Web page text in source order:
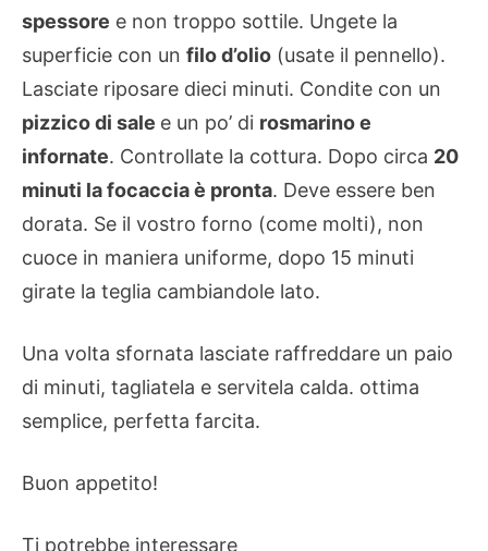
spessore e non troppo sottile. Ungete la
superficie con un filo d’olio (usate il pennello).
Lasciate riposare dieci minuti. Condite con un
pizzico di sale e un po’ di rosmarino e
infornate. Controllate la cottura. Dopo circa 20
minuti la focaccia è pronta. Deve essere ben
dorata. Se il vostro forno (come molti), non
cuoce in maniera uniforme, dopo 15 minuti
girate la teglia cambiandole lato.
Una volta sfornata lasciate raffreddare un paio
di minuti, tagliatela e servitela calda. ottima
semplice, perfetta farcita.
Buon appetito!
Ti potrebbe interessare